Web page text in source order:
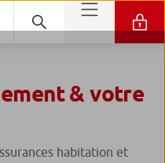
& votre
habitation et